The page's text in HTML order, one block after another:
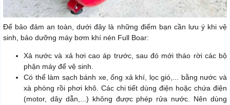
Để bảo đảm an toàn, dưới đây là những điểm bạn cần lưu ý khi vệ
sinh, bảo dưỡng máy bơm khí nén Full Boar:
Xả nước và xả hơi cao áp trước, sau đó mới tháo rời các bộ
phận máy để vệ sinh.
Có thể làm sạch bánh xe, ống xả khí, lọc gió,... bằng nước và
xà phòng rồi phơi khô. Các chi tiết dùng điện hoặc chứa điện
(motor, dây dẫn,...) không được phép rửa nước. Nên dùng